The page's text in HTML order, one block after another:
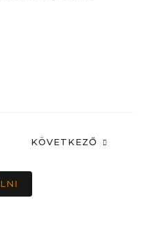
KÖVETKEZŐ